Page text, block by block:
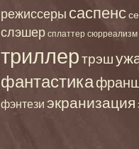
режиссеры саспенс
слэшер сплаттер сюрреализм
триллертрэш
фантастика
фэнтези экранизация